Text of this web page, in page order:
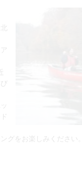
グをお楽しみください。